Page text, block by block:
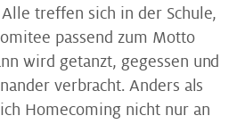
Alle treffen sich in der Schule,
passend zum Motto
wird getanzt, gegessen und
verbracht. Anders als
Homecoming nicht nur an